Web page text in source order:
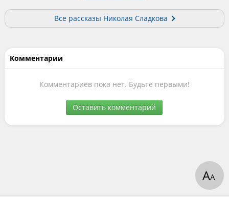
Все рассказы Николая Сладкова
Комментарии
Комментариев пока нет. Будьте первыми!
Оставить комментарий
АА